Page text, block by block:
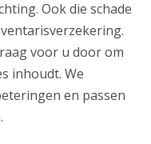
Ook die schade
voor u door om
inhoudt. We
en passen